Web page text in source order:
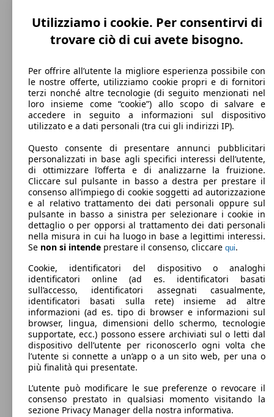
Bagagliaio:
368 - 1200 Litri
Capacità di traino:
Berlina
Benzina
Dal 2015Infiniti Q30 Diesel
Dimensioni (L/l/A):
da 4430 x 1810 x 1480 mm
Potenza:
80 - 125 KW (109 - 170 PS)
Porte:
5
Utilizziamo i cookie. Per consentirvi di
trovare ciò di cui avete bisogno.
Per offrire all’utente la migliore esperienza possibile con
le nostre offerte, utilizziamo cookie propri e di fornitori
terzi nonché altre tecnologie (di seguito menzionati nel
loro insieme come “cookie”) allo scopo di salvare e
accedere in seguito a informazioni sul dispositivo
utilizzato e a dati personali (tra cui gli indirizzi IP).
Questo consente di presentare annunci pubblicitari
personalizzati in base agli specifici interessi dell’utente,
di ottimizzare l’offerta e di analizzarne la fruizione.
Cliccare sul pulsante in basso a destra per prestare il
consenso all’impiego di cookie soggetti ad autorizzazione
e al relativo trattamento dei dati personali oppure sul
pulsante in basso a sinistra per selezionare i cookie in
dettaglio o per opporsi al trattamento dei dati personali
nella misura in cui ha luogo in base a legittimi interessi.
Se non si intende prestare il consenso, cliccare qui.
Cookie, identificatori del dispositivo o analoghi
identificatori online (ad es. identificatori basati
sull’accesso, identificatori assegnati casualmente,
identificatori basati sulla rete) insieme ad altre
informazioni (ad es. tipo di browser e informazioni sul
browser, lingua, dimensioni dello schermo, tecnologie
supportate, ecc.) possono essere archiviati sul o letti dal
dispositivo dell’utente per riconoscerlo ogni volta che
l’utente si connette a un’app o a un sito web, per una o
più finalità qui presentate.
L’utente può modificare le sue preferenze o revocare il
consenso prestato in qualsiasi momento visitando la
sezione Privacy Manager della nostra informativa.